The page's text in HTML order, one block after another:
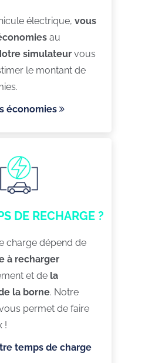
électrique, vous
au
simulateur vous
le montant de
économies
DE RECHARGE ?
charge dépend de
à recharger
et de la
la borne. Notre
permet de faire
!
temps de charge